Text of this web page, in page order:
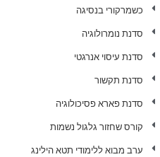
כשמרקורי בנסיגה
סדנת נומרולוגיה
סדנת עיסוי אנרגטי
סדנת תקשור
סדנת פארא פסיכולוגיה
קורס שחזור גלגול נשמות
ערב מבוא ללימודי תטא הילינג